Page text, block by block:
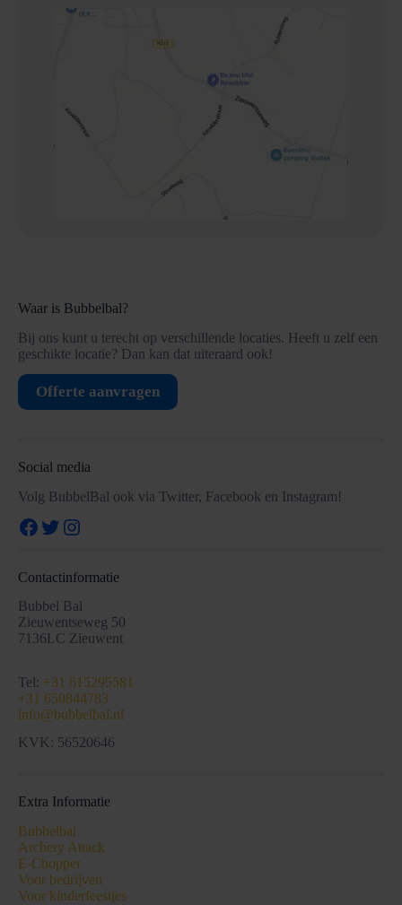
Waar is Bubbelbal?
Bij ons kunt u terecht op verschillende locaties. Heeft u zelf een
geschikte locatie? Dan kan dat uiteraard ook!
Offerte aanvragen
Social media
Volg BubbelBal ook via Twitter, Facebook en Instagram!
Facebook
Twitter
Instagram
Contactinformatie
Bubbel Bal
Zieuwentseweg 50
7136LC Zieuwent
Tel: +31 615295581
+31 650844783
info@bubbelbal.nl
KVK: 56520646
Extra Informatie
Bubbelbal
Archery Attack
E-Chopper
Voor bedrijven
Voor kinderfeestjes